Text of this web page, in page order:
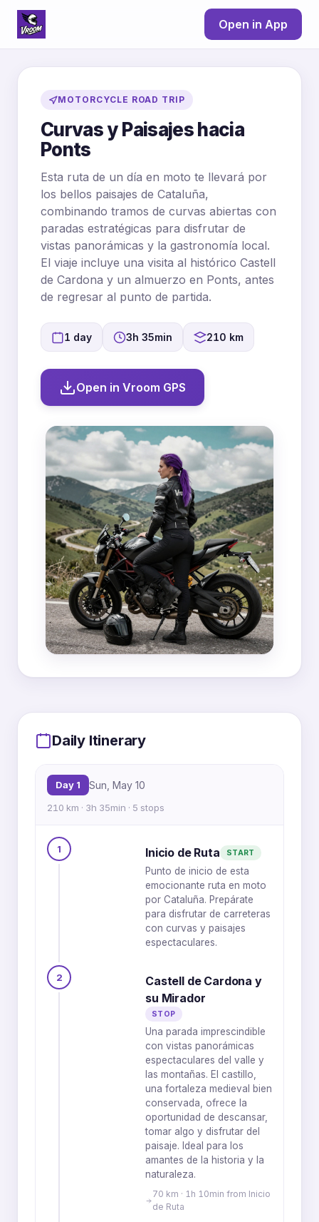
Open in App
MOTORCYCLE ROAD TRIP
Curvas y Paisajes hacia
Ponts
Esta ruta de un día en moto te llevará por
los bellos paisajes de Cataluña,
combinando tramos de curvas abiertas con
paradas estratégicas para disfrutar de
vistas panorámicas y la gastronomía local.
El viaje incluye una visita al histórico Castell
de Cardona y un almuerzo en Ponts, antes
de regresar al punto de partida.
1 day 3h 35min 210 km
Open in Vroom GPS
1
5
MapLibre|OpenFreeMap © OpenMapTilesData fromOpenStreetMap
Daily Itinerary
Day 1 Sun, May 10
210 km · 3h 35min · 5 stops
1 Inicio de Ruta START
Punto de inicio de esta
emocionante ruta en moto
por Cataluña. Prepárate
para disfrutar de carreteras
con curvas y paisajes
espectaculares.
2
Castell de Cardona y
su Mirador
STOP
Una parada imprescindible
con vistas panorámicas
espectaculares del valle y
las montañas. El castillo,
una fortaleza medieval bien
conservada, ofrece la
oportunidad de descansar,
tomar algo y disfrutar del
paisaje. Ideal para los
amantes de la historia y la
naturaleza.
70 km · 1h 10min from Inicio
de Ruta